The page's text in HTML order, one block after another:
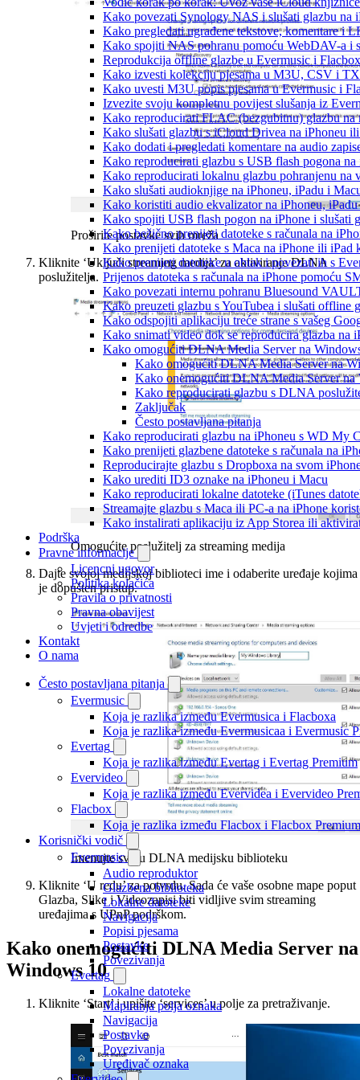
Kako povezati Synology NAS i slušati glazbu na
Kako pregledati ugrađene tekstove, komentare i
Kako spojiti NAS pohranu pomoću WebDAV-a i
Reprodukcija offline glazbe u Evermusic i
Kako izvesti kolekciju pjesama u M3U, CSV i
Kako uvesti M3U popis pjesama u Evermusic i
Izvezite svoju kompletnu povijest slušanja iz
Kako reproducirati FLAC (bezgubitnu) glazbu na
Kako slušati glazbu s iCloud Drivea na iPhoneu
Kako dodati i pregledati komentare na audio
Kako reproducirati glazbu s USB flash pogona
Kako reproducirati lokalnu glazbu pohranjenu na
Kako slušati audioknjige na iPhoneu, iPadu i
Kako koristiti audio ekvalizator na iPhoneu,
Kako spojiti USB flash pogon na iPhone i slušati
Kako bežično prenijeti datoteke s računala na
Kako prenijeti datoteke s Maca na iPhone ili iPad
Kako prenijeti datoteke u oblak i povezati ih s
Prijenos datoteka s računala na iPhone pomoću
Kako povezati internu pohranu Bluesound
Kako preuzeti glazbu s YouTubea i slušati offline
Kako odspojiti aplikaciju treće strane s vašeg
Kako snimati video dok se reproducira glazba na
Kako omogućiti DLNA Media Server na
Kako omogućiti DLNA Media Server na
Kako onemogućiti DLNA Media Server na
Kako reproducirati glazbu s DLNA
Zaključak
Često postavljana pitanja
Kako reproducirati glazbu na iPhoneu s WD My
Kako prenijeti glazbene datoteke s računala na
Reproducirajte glazbu s Dropboxa na svom
Kako urediti ID3 oznake na iPhoneu i Macu
Kako reproducirati lokalne datoteke (iTunes
Streamajte glazbu s Maca ili PC-a na iPhone
Kako instalirati aplikaciju iz App Storea ili
Podrška
Pravne informacije
Licencni ugovor
Politika kolačića
Pravila o privatnosti
Pravna obavijest
Uvjeti i odredbe
Kontakt
O nama
Često postavljana pitanja
Evermusic
Koja je razlika između Evermusica i Flacboxa
Koja je razlika između Evermusicaa i Evermusic
Evertag
Koja je razlika između Evertag i Evertag Premium
Evervideo
Koja je razlika između Evervidea i Evervideo
Flacbox
Koja je razlika između Flacbox i Flacbox
Korisnički vodič
Evermusic
Audio reproduktor
Glazbena biblioteka
Lokalne datoteke
Navigacija
Popisi pjesama
Postavke
Povezivanja
Evertag
Lokalne datoteke
Mapiranja polja oznaka
Navigacija
Postavke
Povezivanja
Uređivač oznaka
Proširite postavke svih mreža
Kliknite ‘Uključi streaming medija’ za aktiviranje DLNA
poslužitelja.
Omogućite poslužitelj za streaming medija
Dajte svojoj medijskoj biblioteci ime i odaberite uređaje kojima
je dopušten pristup.
Imenujte svoju DLNA medijsku biblioteku
Kliknite ‘U redu’ za potvrdu. Sada će vaše osobne mape poput
Glazba, Slike i Videozapisi biti vidljive svim streaming
uređajima s UPnP podrškom.
Kako onemogućiti DLNA Media Server na
Windows 10
Kliknite ‘Start’ i upišite ‘services’ u polje za pretraživanje.